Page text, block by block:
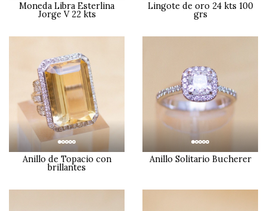
Moneda Libra Esterlina
Jorge V 22 kts
Lingote de oro 24 kts 100
grs
Anillo de Topacio con
brillantes
Anillo Solitario Bucherer